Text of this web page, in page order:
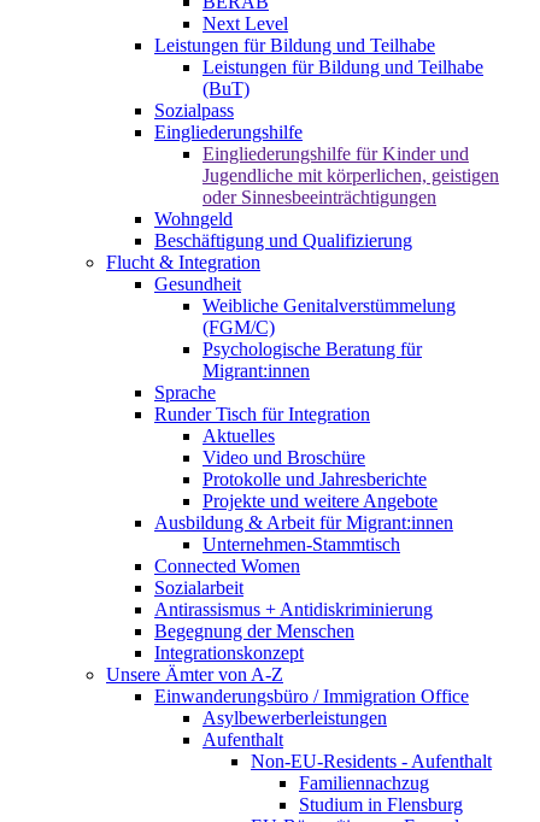
Next Level
Leistungen für Bildung und Teilhabe
Leistungen für Bildung und Teilhabe
(BuT)
Sozialpass
Eingliederungshilfe
Eingliederungshilfe für Kinder und
Jugendliche mit körperlichen, geistigen
oder Sinnesbeeinträchtigungen
Wohngeld
Beschäftigung und Qualifizierung
Flucht & Integration
Gesundheit
Weibliche Genitalverstümmelung
(FGM/C)
Psychologische Beratung für
Migrant:innen
Sprache
Runder Tisch für Integration
Aktuelles
Video und Broschüre
Protokolle und Jahresberichte
Projekte und weitere Angebote
Ausbildung & Arbeit für Migrant:innen
Unternehmen-Stammtisch
Connected Women
Sozialarbeit
Antirassismus + Antidiskriminierung
Begegnung der Menschen
Integrationskonzept
Unsere Ämter von A-Z
Einwanderungsbüro / Immigration Office
Asylbewerberleistungen
Aufenthalt
Non-EU-Residents - Aufenthalt
Familiennachzug
Studium in Flensburg